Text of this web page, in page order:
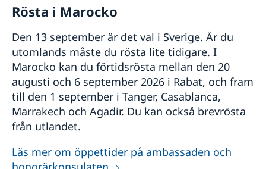
utomlands.
Ge råd om hur du för över pengar från
egna konton.
Kontakta anhöriga, försäkringsbolag,
läkare, bank och myndigheter i Sverige.
Hjälpa och vägleda dig i kontakten med
lokala myndigheter i landet.
återvända till Sverige i en nödsituation när
Rösta i Marocko
Den 13 september är det val i Sverige. Är du
utomlands måste du rösta lite tidigare. I
Marocko kan du förtidsrösta mellan den 20
augusti och 6 september 2026 i Rabat, och fram
till den 1 september i Tanger, Casablanca,
Marrakech och Agadir. Du kan också brevrösta
från utlandet.
Läs mer om öppettider på ambassaden och